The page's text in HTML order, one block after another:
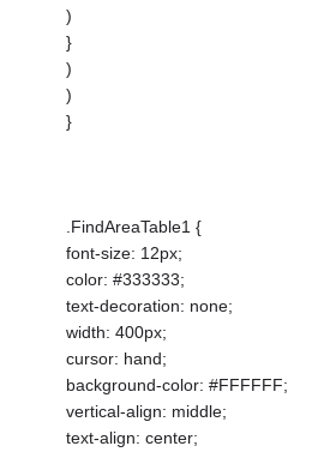
)
}
)
)
}
.FindAreaTable1 {
font-size: 12px;
color: #333333;
text-decoration: none;
width: 400px;
cursor: hand;
background-color: #FFFFFF;
vertical-align: middle;
text-align: center;